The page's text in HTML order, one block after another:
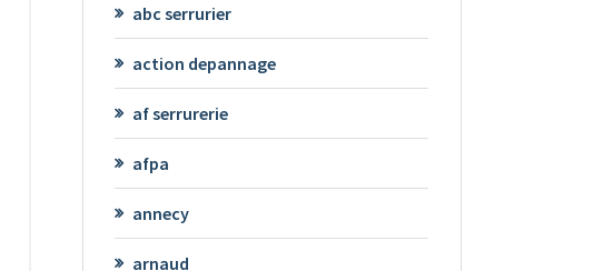
abc serrurier
action depannage
af serrurerie
afpa
annecy
arnaud